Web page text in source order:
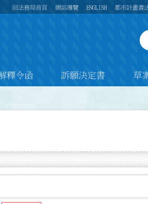
回法務局首頁 網站導覽 ENGLISH 都市計畫書
釋令函 訴願決定書 草